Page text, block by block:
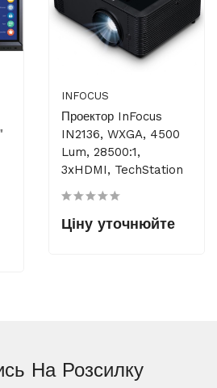
INFOCUS
Проектор InFocus
IN2136, WXGA, 4500
Lum, 28500:1,
3xHDMI, TechStation
Ціну уточнюйте
На Розсилку